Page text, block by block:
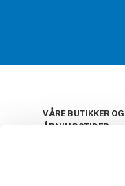
VÅRE BUTIKKER OG
ÅPNINGSTIDER